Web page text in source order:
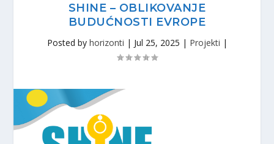
SHINE – OBLIKOVANJE
BUDUĆNOSTI EVROPE
Posted by horizonti | Jul 25, 2025 | Projekti |